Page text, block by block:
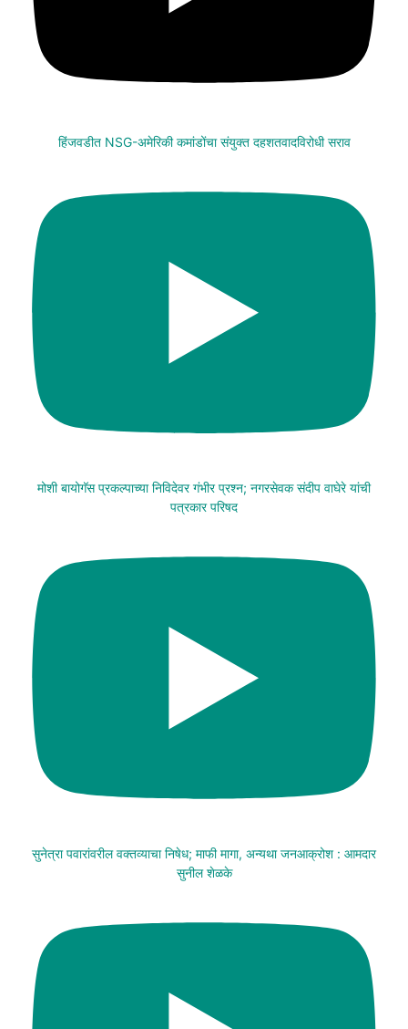
हिंजवडीत NSG-अमेरिकी कमांडोंचा संयुक्त दहशतवादविरोधी सराव
मोशी बायोगॅस प्रकल्पाच्या निविदेवर गंभीर प्रश्न; नगरसेवक संदीप वाघेरे यांची
पत्रकार परिषद
सुनेत्रा पवारांवरील वक्तव्याचा निषेध; माफी मागा, अन्यथा जनआक्रोश : आमदार
सुनील शेळके